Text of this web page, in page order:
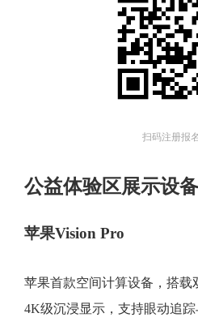
扫码注册报
公益体验区展示设备
苹果Vision Pro
苹果首款空间计算设备，搭载
4K级沉浸显示，支持眼动追